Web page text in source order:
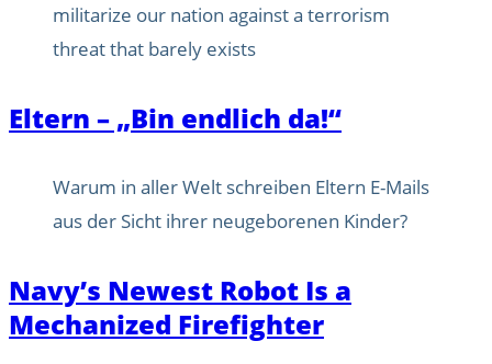
militarize our nation against a terrorism
threat that barely exists
Eltern – „Bin endlich da!“
Warum in aller Welt schreiben Eltern E-Mails
aus der Sicht ihrer neugeborenen Kinder?
Navy’s Newest Robot Is a
Mechanized Firefighter